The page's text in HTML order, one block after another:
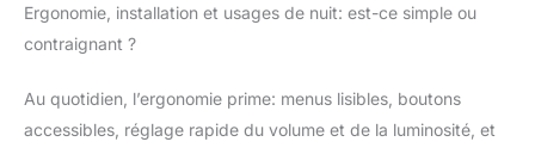
Ergonomie, installation et usages de nuit: est-ce simple ou
contraignant ?
Au quotidien, l’ergonomie prime: menus lisibles, boutons
accessibles, réglage rapide du volume et de la luminosité, et